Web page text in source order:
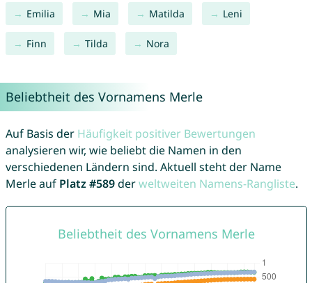
Emilia Mia Matilda Leni
Finn Tilda Nora
Beliebtheit des Vornamens Merle
Auf Basis der Häufigkeit positiver Bewertungen
analysieren wir, wie beliebt die Namen in den
verschiedenen Ländern sind. Aktuell steht der Name
Merle auf Platz #589derweltweiten Namens-Rangliste.